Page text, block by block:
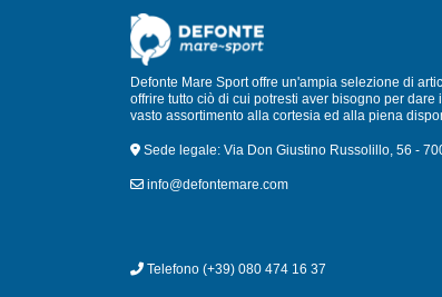
Defonte Mare Sport offre un'ampia selezione di
offrire tutto ciò di cui potresti aver bisogno per
vasto assortimento alla cortesia ed alla piena
Sede legale: Via Don Giustino Russolillo, 56 -
info@defontemare.com
Telefono (+39) 080 474 16 37